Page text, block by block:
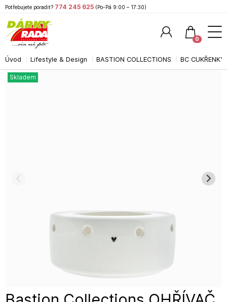
Úvod Lifestyle & Design BASTION COLLECTIONS BC
Skladem
Potřebujete poradit? 774 245 625 (Po-Pá 9:00 – 17:30)
0